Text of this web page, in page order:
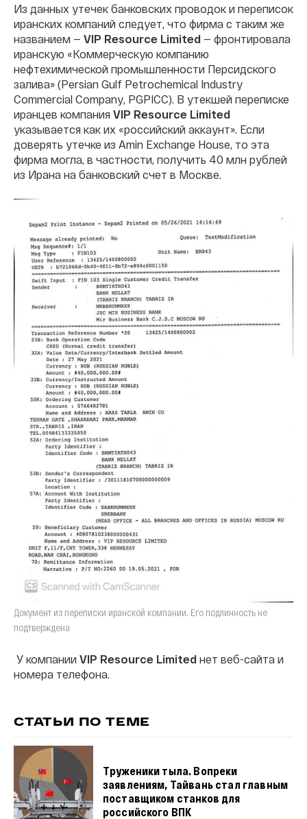
Из данных утечек банковских проводок и переписок
иранских компаний следует, что фирма с таким же
названием — VIP Resource Limited — фронтировала
иранскую «Коммерческую компанию
нефтехимической промышленности Персидского
залива» (Persian Gulf Petrochemical Industry
Commercial Company, PGPICC). В утекшей переписке
иранцев компания VIP Resource Limited
указывается как их «российский аккаунт». Если
доверять утечке из Amin Exchange House, то эта
фирма могла, в частности, получить 40 млн рублей
из Ирана на банковский счет в Москве.
Документ из переписки иранской компании. Его подлинность не
подтверждена
У компании VIP Resource Limited нет веб-сайта и
номера телефона.
СТАТЬИ ПО ТЕМЕ
Труженики тыла. Вопреки
заявлениям, Тайвань стал главным
поставщиком станков для
российского ВПК